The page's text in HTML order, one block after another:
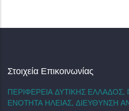
Στοιχεία Επικοινωνίας
ΠΕΡΙΦΕΡΕΙΑ ΔΥΤΙΚΗΣ ΕΛΛΑΔΟΣ,
ΕΝΟΤΗΤΑ ΗΛΕΙΑΣ, ΔΙΕΥΘΥΝΣΗ